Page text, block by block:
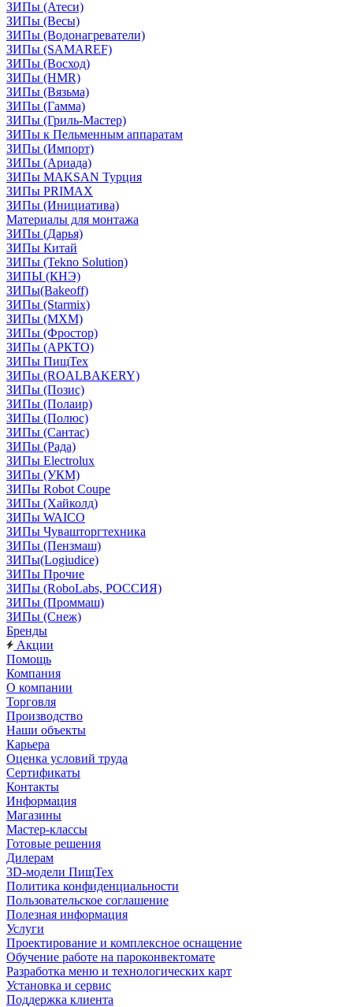
ЗИПы (Атеси)
ЗИПы (Весы)
ЗИПы (Водонагреватели)
ЗИПы (SAMAREF)
ЗИПы (Восход)
ЗИПы (HMR)
ЗИПы (Вязьма)
ЗИПы (Гамма)
ЗИПы (Гриль-Мастер)
ЗИПы к Пельменным аппаратам
ЗИПы (Импорт)
ЗИПы (Ариада)
ЗИПы MAKSAN Турция
ЗИПы PRIMAX
ЗИПы (Инициатива)
Материалы для монтажа
ЗИПы (Дарья)
ЗИПы Китай
ЗИПы (Tekno Solution)
ЗИПЫ (КНЭ)
ЗИПы(Bakeoff)
ЗИПы (Starmix)
ЗИПы (МХМ)
ЗИПы (Фростор)
ЗИПы (АРКТО)
ЗИПы ПищТех
ЗИПы (ROALBAKERY)
ЗИПы (Позис)
ЗИПы (Полаир)
ЗИПы (Полюс)
ЗИПы (Сантас)
ЗИПы (Рада)
ЗИПы Electrolux
ЗИПы (УКМ)
ЗИПы Robot Coupe
ЗИПы (Хайколд)
ЗИПы WAICO
ЗИПы Чувашторгтехника
ЗИПы (Пензмаш)
ЗИПы(Logiudice)
ЗИПы Прочие
ЗИПы (RoboLabs, РОССИЯ)
ЗИПы (Проммаш)
ЗИПы (Снеж)
Бренды
Акции
Помощь
Компания
О компании
Торговля
Производство
Наши объекты
Карьера
Оценка условий труда
Сертификаты
Контакты
Информация
Магазины
Мастер-классы
Готовые решения
Дилерам
3D-модели ПищТех
Политика конфиденциальности
Пользовательское соглашение
Полезная информация
Услуги
Проектирование и комплексное оснащение
Обучение работе на пароконвектомате
Разработка меню и технологических карт
Установка и сервис
Поддержка клиента